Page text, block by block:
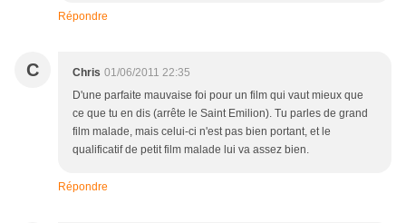
Répondre
C Chris 01/06/2011 22:35
D'une parfaite mauvaise foi pour un film qui vaut mieux que
ce que tu en dis (arrête le Saint Emilion). Tu parles de grand
film malade, mais celui-ci n'est pas bien portant, et le
qualificatif de petit film malade lui va assez bien.
Répondre